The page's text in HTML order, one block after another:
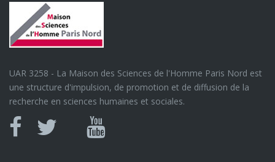
UAR 3258 - La Maison des Sciences de l'Homme Paris Nord est
une structure d'impulsion, de promotion et de diffusion de la
recherche en sciences humaines et sociales.
Canal